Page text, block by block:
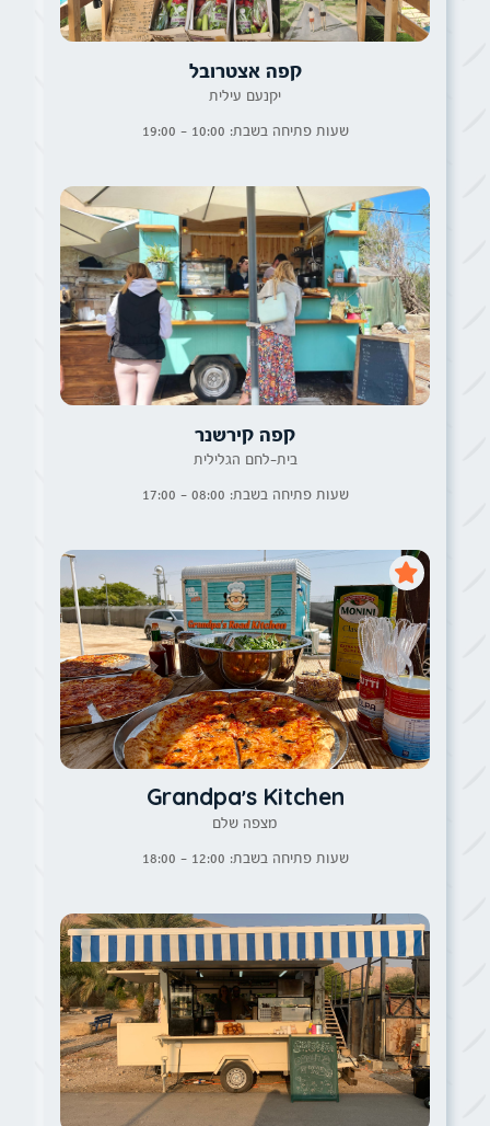
קפה אצטרובל
יקנעם עילית
שעות פתיחה בשבת: 10:00 - 19:00
קפה קירשנר
בית-לחם הגלילית
שעות פתיחה בשבת: 08:00 - 17:00
Grandpa's Kitchen
מצפה שלם
שעות פתיחה בשבת: 12:00 - 18:00